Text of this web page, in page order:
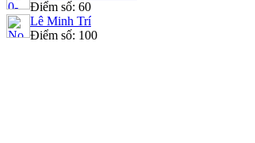
Điểm số: 60
Lê Minh Trí
Điểm số: 100